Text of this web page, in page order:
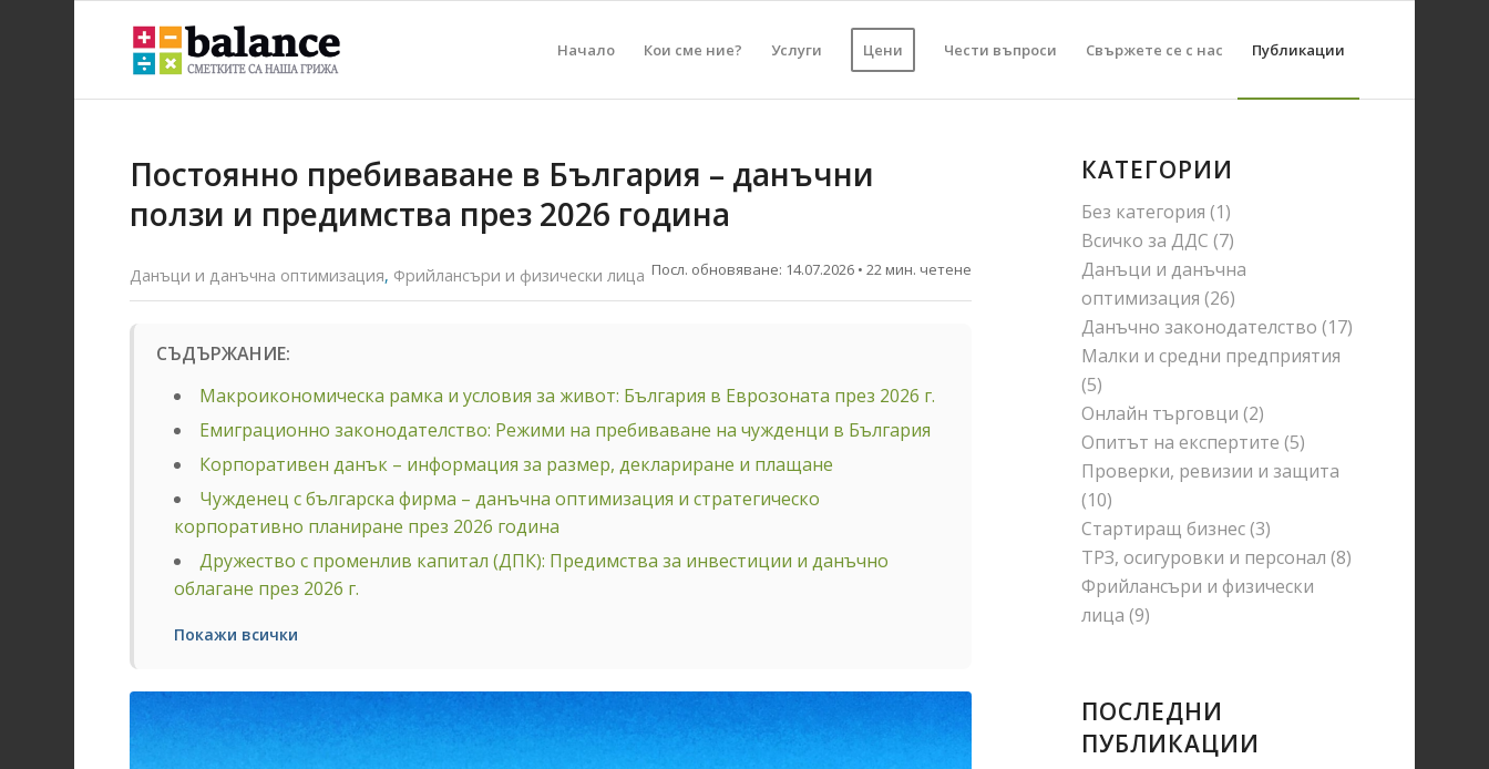
Начало Кои сме ние? Услуги Цени Чести въпроси Свържете се с нас Публикации
Постоянно пребиваване в България – данъчни
ползи и предимства през 2026 година
Данъци и данъчна оптимизация, Фрийлансъри и физически лица Посл. обновяване: 14.07.2026 • 22 мин. четене
СЪДЪРЖАНИЕ:
Макроикономическа рамка и условия за живот: България в Еврозоната през 2026 г.
Емиграционно законодателство: Режими на пребиваване на чужденци в България
Корпоративен данък – информация за размер, деклариране и плащане
Чужденец с българска фирма – данъчна оптимизация и стратегическо
корпоративно планиране през 2026 година
Дружество с променлив капитал (ДПК): Предимства за инвестиции и данъчно
облагане през 2026 г.
Покажи всички
КАТЕГОРИИ
Без категория (1)
Всичко за ДДС (7)
Данъци и данъчна
оптимизация (26)
Данъчно законодателство (17)
Малки и средни предприятия
(5)
Онлайн търговци (2)
Опитът на експертите (5)
Проверки, ревизии и защита
(10)
Стартиращ бизнес(3)
ТРЗ, осигуровки и персонал (8)
Фрийлансъри и физически
лица (9)
ПОСЛЕДНИ
ПУБЛИКАЦИИ